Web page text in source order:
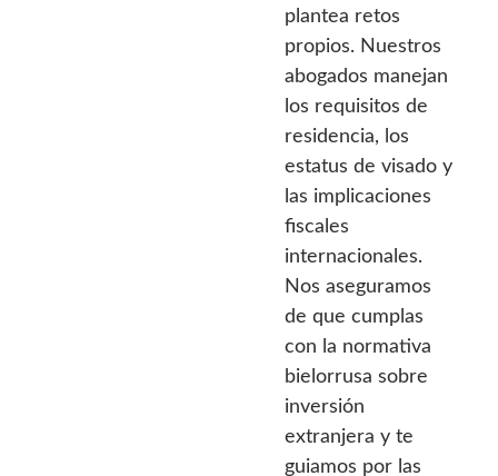
plantea retos
propios. Nuestros
abogados manejan
los requisitos de
residencia, los
estatus de visado y
las implicaciones
fiscales
internacionales.
Nos aseguramos
de que cumplas
con la normativa
bielorrusa sobre
inversión
extranjera y te
guiamos por las